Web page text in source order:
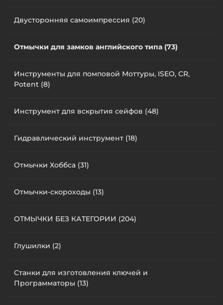
Двусторонняя самоимпрессия (20)
Отмычки для замков английского типа (73)
Инструменты для помповой Моттуры, ISEO, CR,
Potent (8)
Инструмент для вскрытия сейфов (48)
Гидравлический инструмент (18)
Отмычки Хоббса (31)
Отмычки-скороходы (13)
ОТМЫЧКИ БЕЗ КАТЕГОРИИ (204)
Глушилки (2)
Станки для изготовления ключей и
Программаторы (13)